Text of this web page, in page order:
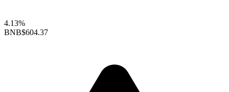
4.13%
BNB$604.37